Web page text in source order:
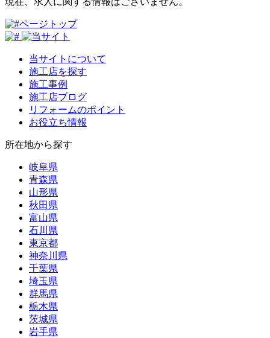
ページトップ
当サイトについて
施工店を探す
施工事例
施工店ブログ
リフォームのポイント
お役立ち情報
所在地から探す
岐阜県
青森県
山形県
秋田県
富山県
石川県
東京都
神奈川県
千葉県
埼玉県
群馬県
栃木県
茨城県
岩手県